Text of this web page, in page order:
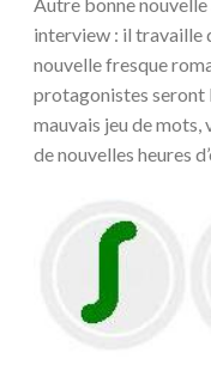
interview : il travaille
nouvelle fresque
protagonistes seront
mauvais jeu de mots,
de nouvelles heures